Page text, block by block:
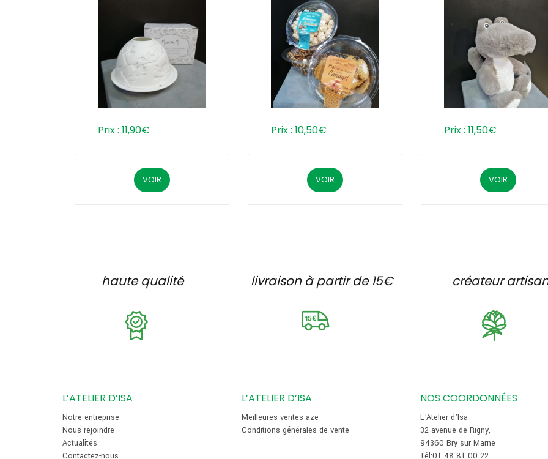
Prix : 11,90€
VOIR
Prix : 10,50€
VOIR
Prix : 11,50€
VOIR
haute qualité livraison à partir de 15€ créateur
L’ATELIER D’ISA
Notre entreprise
Nous rejoindre
Actualités
Contactez-nous
L’ATELIER D’ISA
Meilleures ventes aze
Conditions générales de vente
NOS COORDONNÉES
L'Atelier d'Isa
32 avenue de Rigny,
94360 Bry sur Marne
Tél:01 48 81 00 22